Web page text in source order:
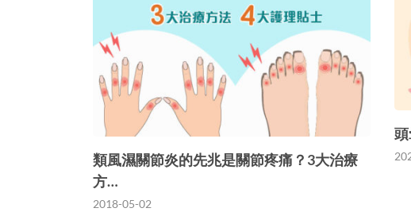
類風濕關節炎的先兆是關節疼痛？3大治療
方…
2018-05-02